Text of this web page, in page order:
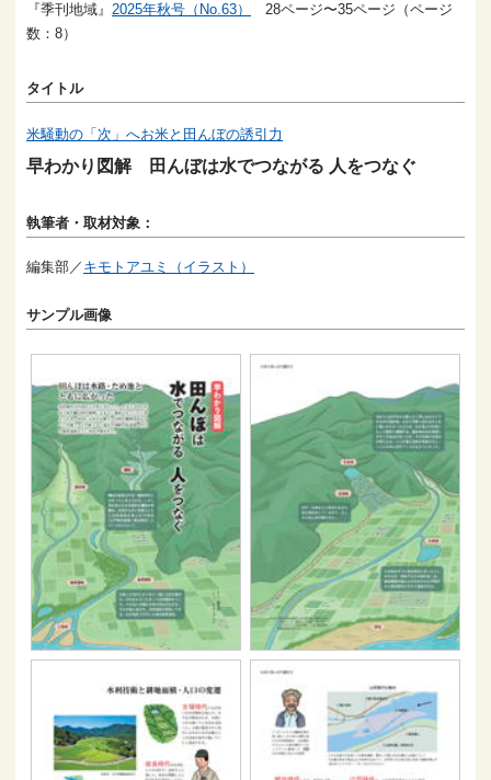
『季刊地域』 2025年秋号（No.63）
28ページ〜35ページ（ページ
数：8）
タイトル
米騒動の「次」へお米と田んぼの誘引力
早わかり図解 田んぼは水でつながる 人をつなぐ
執筆者・取材対象：
編集部／ キモトアユミ（イラスト）
サンプル画像